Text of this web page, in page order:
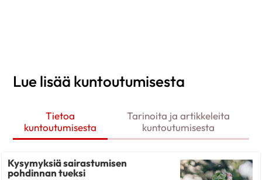
Lue lisää kuntoutumisesta
Tietoa
kuntoutumisesta
Tarinoita ja artikkeleita
kuntoutumisesta
Kysymyksiä sairastumisen
pohdinnan tueksi